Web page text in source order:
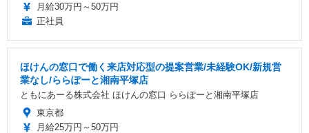
月給30万円～50万円
正社員
ほけんの窓口で働く来店対応型の提案営業/未経験OK/新規営
業なし/ららぽーと湘南平塚店
ともにあーる株式会社 ほけんの窓口 ららぽーと湘南平塚店
東京都
月給25万円～50万円